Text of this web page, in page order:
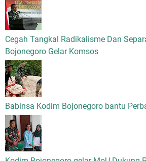
Cegah Tangkal Radikalisme Dan
Bojonegoro Gelar Komsos
Babinsa Kodim Bojonegoro bantu